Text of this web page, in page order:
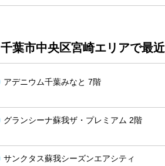
千葉市中央区宮崎エリアで最近
アデニウム千葉みなと 7階
グランシーナ蘇我ザ・プレミアム 2階
サンクタス蘇我シーズンエアシティ